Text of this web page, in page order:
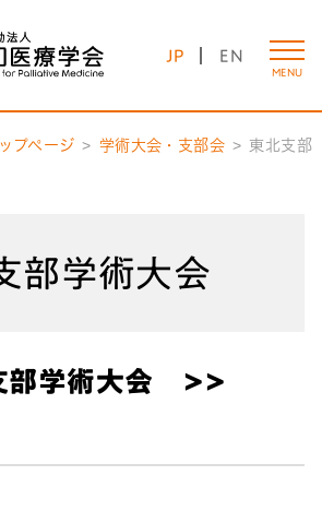
JP EN
MENU
プページ 学術大会・支部会 東北支部
部学術大会
部学術大会 >>